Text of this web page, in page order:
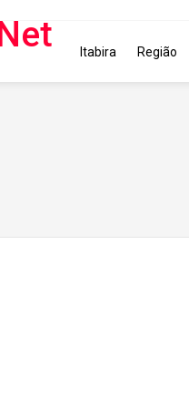
Itabira Região